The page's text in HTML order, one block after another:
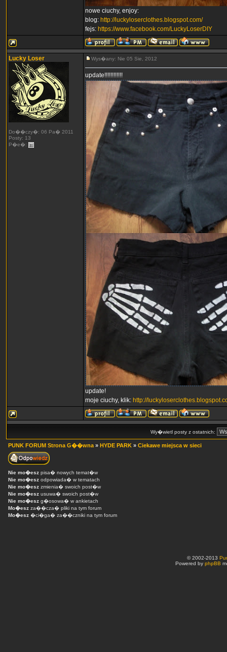
nowe ciuchy, enjoy:
blog: http://luckyloserclothes.blogspot.com/
fejs: https://www.facebook.com/LuckyLoserDIY
Lucky Loser
Do��czy�: 06 Pa� 2011
Posty: 13
P�e�:
Wys�any: Nie 05 Sie, 2012
update!!!!!!!!!!!!
update!
moje ciuchy, klik: http://
Wy�wietl posty z ostatnich:
PUNK FORUM Strona G��wna » HYDE PARK » Ciekawe miejsca w sieci
Nie mo�esz pisa� nowych temat�w
Nie mo�esz odpowiada� w tematach
Nie mo�esz zmienia� swoich post�w
Nie mo�esz usuwa� swoich post�w
Nie mo�esz g�osowa� w ankietach
Mo�esz za��cza� pliki na tym forum
Mo�esz �ci�ga� za��czniki na tym forum
© 2002-2013
Powered by phpBB